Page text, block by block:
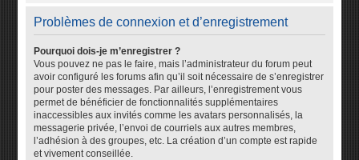
Problèmes de connexion et d’enregistrement
Pourquoi dois-je m’enregistrer ?
Vous pouvez ne pas le faire, mais l’administrateur du forum peut
avoir configuré les forums afin qu’il soit nécessaire de s’enregistrer
pour poster des messages. Par ailleurs, l’enregistrement vous
permet de bénéficier de fonctionnalités supplémentaires
inaccessibles aux invités comme les avatars personnalisés, la
messagerie privée, l’envoi de courriels aux autres membres,
l’adhésion à des groupes, etc. La création d’un compte est rapide
et vivement conseillée.